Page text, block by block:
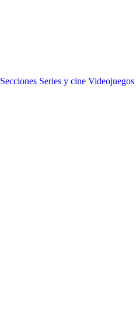
Secciones Series y cine Videojuegos